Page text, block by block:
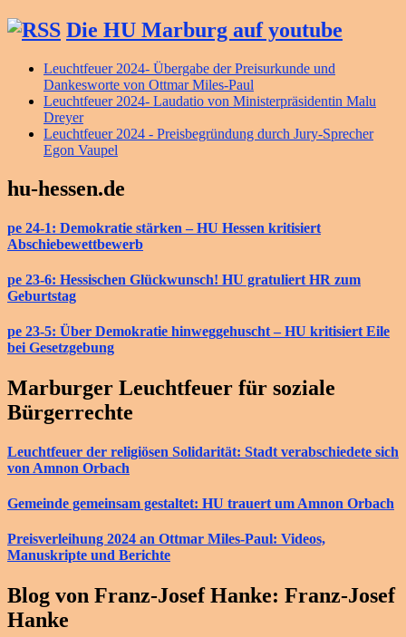
Die HU Marburg auf youtube
Leuchtfeuer 2024- Übergabe der Preisurkunde und
Dankesworte von Ottmar Miles-Paul
Leuchtfeuer 2024- Laudatio von Ministerpräsidentin Malu
Dreyer
Leuchtfeuer 2024 - Preisbegründung durch Jury-Sprecher
Egon Vaupel
hu-hessen.de
pe 24-1: Demokratie stärken – HU Hessen kritisiert
Abschiebewettbewerb
pe 23-6: Hessischen Glückwunsch! HU gratuliert HR zum
Geburtstag
pe 23-5: Über Demokratie hinweggehuscht – HU kritisiert Eile
bei Gesetzgebung
Marburger Leuchtfeuer für soziale
Bürgerrechte
Leuchtfeuer der religiösen Solidarität: Stadt verabschiedete sich
von Amnon Orbach
Gemeinde gemeinsam gestaltet: HU trauert um Amnon Orbach
Preisverleihung 2024 an Ottmar Miles-Paul: Videos,
Manuskripte und Berichte
Blog von Franz-Josef Hanke: Franz-Josef
Hanke